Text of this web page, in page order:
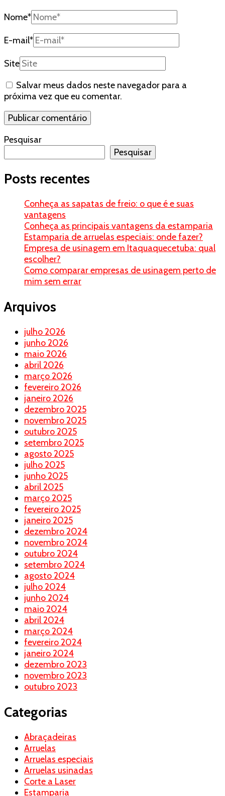
Nome*
E-mail*
Site
Salvar meus dados neste navegador para a
próxima vez que eu comentar.
Pesquisar
Pesquisar
Posts recentes
Conheça as sapatas de freio: o que é e suas
vantagens
Conheça as principais vantagens da estamparia
Estamparia de arruelas especiais: onde fazer?
Empresa de usinagem em Itaquaquecetuba: qual
escolher?
Como comparar empresas de usinagem perto de
mim sem errar
Arquivos
julho 2026
junho 2026
maio 2026
abril 2026
março 2026
fevereiro 2026
janeiro 2026
dezembro 2025
novembro 2025
outubro 2025
setembro 2025
agosto 2025
julho 2025
junho 2025
abril 2025
março 2025
fevereiro 2025
janeiro 2025
dezembro 2024
novembro 2024
outubro 2024
setembro 2024
agosto 2024
julho 2024
junho 2024
maio 2024
abril 2024
março 2024
fevereiro 2024
janeiro 2024
dezembro 2023
novembro 2023
outubro 2023
Categorias
Abraçadeiras
Arruelas
Arruelas especiais
Arruelas usinadas
Corte a Laser
Estamparia